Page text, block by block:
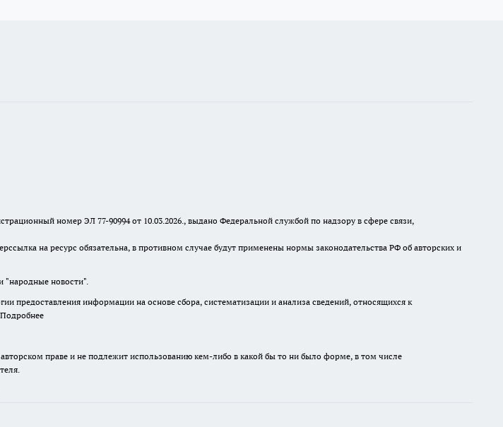
номер ЭЛ 77-90994 от 10.03.2026., выдано Федеральной службой по надзору в сфере связи,
на ресурс обязательна, в противном случае будут применены нормы законодательства РФ об авторских и
"народные новости".
информации на основе сбора, систематизации и анализа сведений, относящихся к
Подробнее
праве и не подлежит использованию кем-либо в какой бы то ни было форме, в том числе